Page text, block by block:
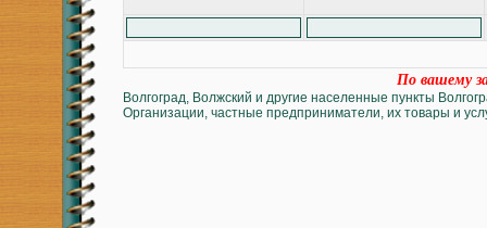
По вашему
Волгоград, Волжский и другие населенные пункты
Организации, частные предприниматели, их товары и